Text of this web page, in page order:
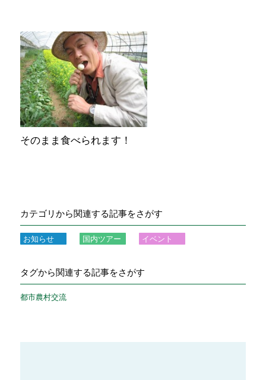
そのまま食べられます！
カテゴリから関連する記事をさがす
お知らせ 国内ツアー イベント
タグから関連する記事をさがす
都市農村交流